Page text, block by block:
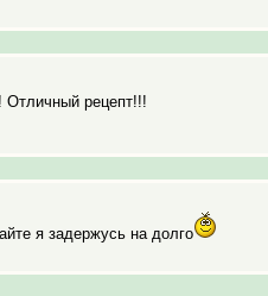
рецепт!!!
я задержусь на долго